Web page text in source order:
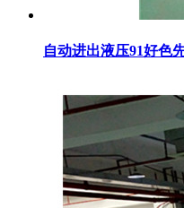
自动进出液压91好色